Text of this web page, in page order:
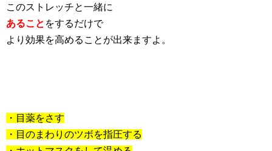
このストレッチと一緒に
あること をするだけで
より効果を高めることが出来ますよ。
・目薬をさす
・目のまわりのツボを指圧する